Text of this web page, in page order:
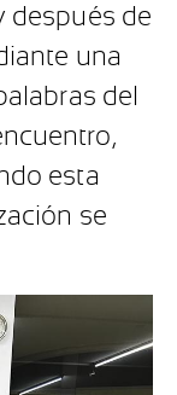
después de
una
del
esta
se